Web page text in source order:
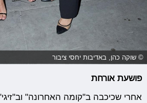
© שוקה כהן, באדיבות יחסי ציבור
פושעת אורחת
אחרי שכיכבה ב"קומה האחרונה"